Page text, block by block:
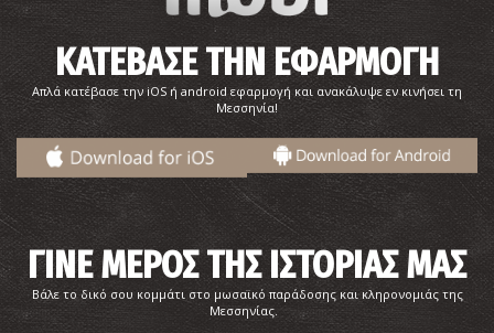
ΚΑΤΕΒΑΣΕ ΤΗΝ ΕΦΑΡΜΟΓΗ
Απλά κατέβασε την iOS ή android εφαρμογή και ανακάλυψε εν κινήσει τη
Μεσσηνία!
ΓΙΝΕ ΜΕΡΟΣ ΤΗΣ ΙΣΤΟΡΙΑΣ ΜΑΣ
Βάλε το δικό σου κομμάτι στο μωσαϊκό παράδοσης και κληρονομιάς της
Μεσσηνίας.